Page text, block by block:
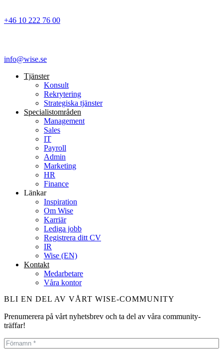
+46 10 222 76 00
info@wise.se
Tjänster
Konsult
Rekrytering
Strategiska tjänster
Specialist­områden
Management
Sales
IT
Payroll
Admin
Marketing
HR
Finance
Länkar
Inspiration
Om Wise
Karriär
Lediga jobb
Registrera ditt CV
IR
Wise (EN)
Kontakt
Medarbetare
Våra kontor
BLI EN DEL AV VÅRT WISE-COMMUNITY
Prenumerera på vårt nyhetsbrev och ta del av våra community-
träffar!